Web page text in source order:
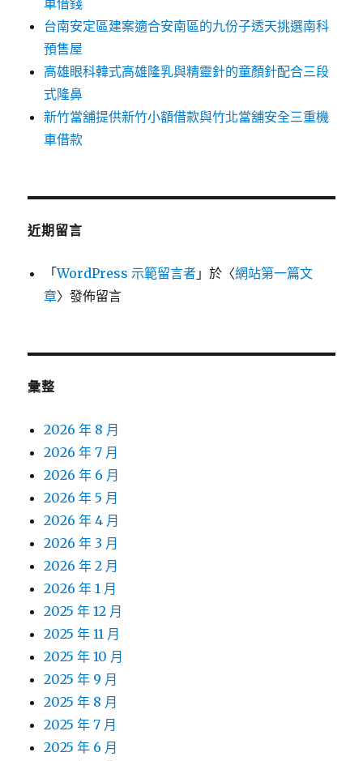
車借錢
台南安定區建案適合安南區的九份子透天挑選南科
預售屋
高雄眼科韓式高雄隆乳與精靈針的童顏針配合三段
式隆鼻
新竹當舖提供新竹小額借款與竹北當舖安全三重機
車借款
近期留言
「WordPress 示範留言者 」於〈網站第一篇文
章〉發佈留言
彙整
2026 年 8 月
2026 年 7 月
2026 年 6 月
2026 年 5 月
2026 年 4 月
2026 年 3 月
2026 年 2 月
2026 年 1 月
2025 年 12 月
2025 年 11 月
2025 年 10 月
2025 年 9 月
2025 年 8 月
2025 年 7 月
2025 年 6 月